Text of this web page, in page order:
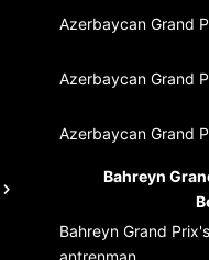
Azerbaycan Grand
Azerbaycan Grand
Azerbaycan Grand
Bahreyn
Bahreyn Grand
antrenman